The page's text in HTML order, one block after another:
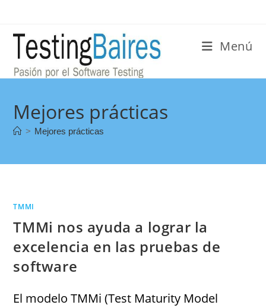
Menú
Mejores prácticas
> Mejores prácticas
TMMI
TMMi nos ayuda a lograr la
excelencia en las pruebas de
software
El modelo TMMi (Test Maturity Model